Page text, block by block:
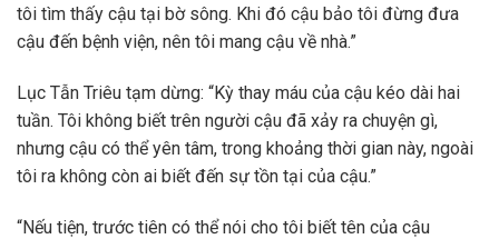
tôi tìm thấy cậu tại bờ sông. Khi đó cậu bảo tôi đừng đưa
cậu đến bệnh viện, nên tôi mang cậu về nhà.”
Lục Tẫn Triêu tạm dừng: “Kỳ thay máu của cậu kéo dài hai
tuần. Tôi không biết trên người cậu đã xảy ra chuyện gì,
nhưng cậu có thể yên tâm, trong khoảng thời gian này, ngoài
tôi ra không còn ai biết đến sự tồn tại của cậu.”
“Nếu tiện, trước tiên có thể nói cho tôi biết tên của cậu